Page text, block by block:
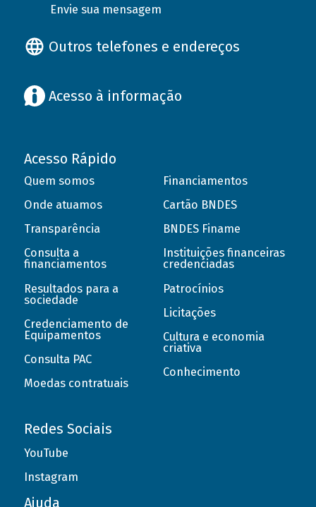
Envie sua mensagem
Outros telefones e endereços
Acesso à informação
Acesso Rápido
Quem somos
Onde atuamos
Transparência
Consulta a
financiamentos
Resultados para a
sociedade
Credenciamento de
Equipamentos
Consulta PAC
Moedas contratuais
Financiamentos
Cartão BNDES
BNDES Finame
Instituições financeiras
credenciadas
Patrocínios
Licitações
Cultura e economia
criativa
Conhecimento
Redes Sociais
YouTube
Instagram
Ajuda